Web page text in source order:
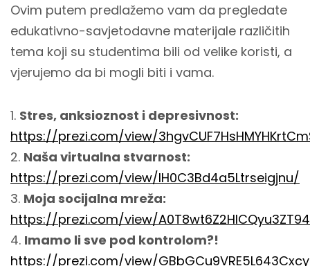
Ovim putem predlažemo vam da pregledate
edukativno-savjetodavne materijale različitih
tema koji su studentima bili od velike koristi, a
vjerujemo da bi mogli biti i vama.
1. Stres, anksioznost i depresivnost:
https://prezi.com/view/
2. Naša virtualna stvarnost:
https://prezi.com/view/lH0C3Bd4a5Ltrseigjnu/
3. Moja socijalna mreža:
https://prezi.com/view/
4. Imamo li sve pod kontrolom?!
https://prezi.com/view/